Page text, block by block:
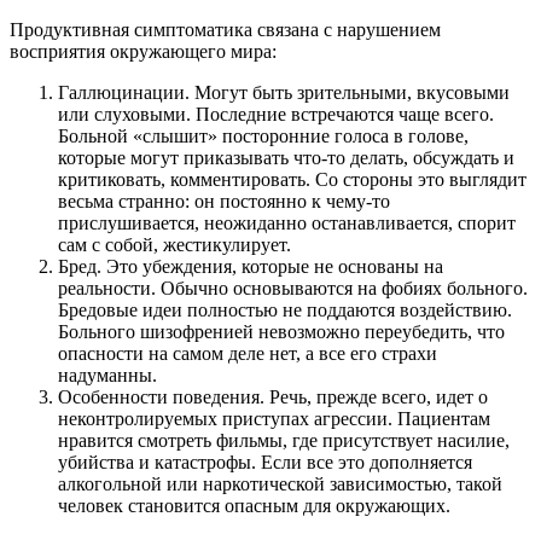
Продуктивная симптоматика связана с нарушением
восприятия окружающего мира:
Галлюцинации. Могут быть зрительными, вкусовыми
или слуховыми. Последние встречаются чаще всего.
Больной «слышит» посторонние голоса в голове,
которые могут приказывать что-то делать, обсуждать и
критиковать, комментировать. Со стороны это выглядит
весьма странно: он постоянно к чему-то
прислушивается, неожиданно останавливается, спорит
сам с собой, жестикулирует.
Бред. Это убеждения, которые не основаны на
реальности. Обычно основываются на фобиях больного.
Бредовые идеи полностью не поддаются воздействию.
Больного шизофренией невозможно переубедить, что
опасности на самом деле нет, а все его страхи
надуманны.
Особенности поведения. Речь, прежде всего, идет о
неконтролируемых приступах агрессии. Пациентам
нравится смотреть фильмы, где присутствует насилие,
убийства и катастрофы. Если все это дополняется
алкогольной или наркотической зависимостью, такой
человек становится опасным для окружающих.